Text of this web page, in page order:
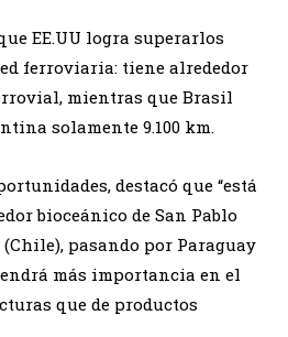
EE.UU logra superarlos
ferroviaria: tiene alrededor
mientras que Brasil
solamente 9.100 km.
destacó que “está
bioceánico de San Pablo
pasando por Paraguay
más importancia en el
que de productos